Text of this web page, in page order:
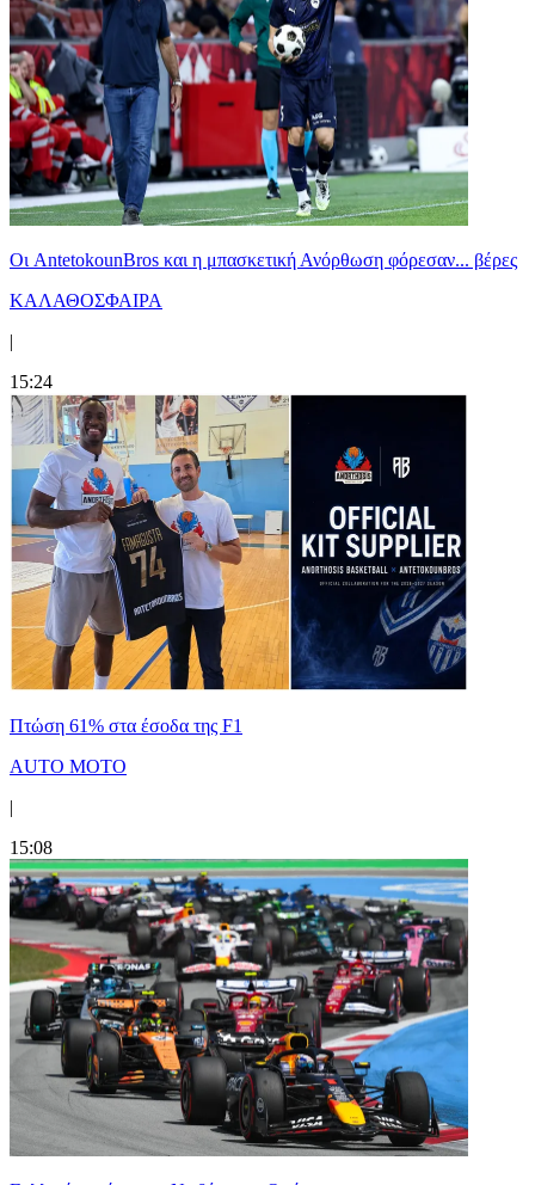
Oι AntetokounBros και η μπασκετική Ανόρθωση φόρεσαν... βέρες
ΚΑΛΑΘΟΣΦΑΙΡΑ
|
15:24
Πτώση 61% στα έσοδα της F1
AUTO MOTO
|
15:08